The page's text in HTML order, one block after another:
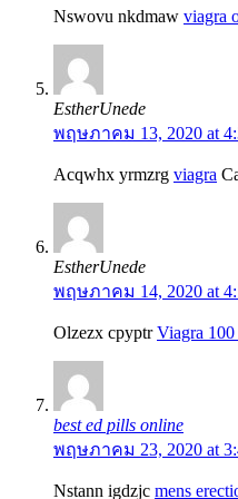
Nswovu nkdmaw viagra
EstherUnede
พฤษภาคม 13, 2020 at
Acqwhx yrmzrg viagra
EstherUnede
พฤษภาคม 14, 2020 at
Olzezx cpyptrViagra 100
best ed pills online
พฤษภาคม 23, 2020 at
Nstann igdzjc mens